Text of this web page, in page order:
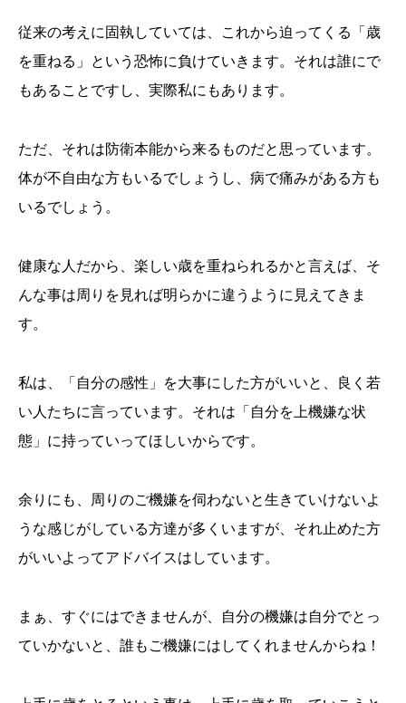
従来の考えに固執していては、これから迫ってくる「歳
を重ねる」という恐怖に負けていきます。それは誰にで
もあることですし、実際私にもあります。
ただ、それは防衛本能から来るものだと思っています。
体が不自由な方もいるでしょうし、病で痛みがある方も
いるでしょう。
健康な人だから、楽しい歳を重ねられるかと言えば、そ
んな事は周りを見れば明らかに違うように見えてきま
す。
私は、「自分の感性」を大事にした方がいいと、良く若
い人たちに言っています。それは「自分を上機嫌な状
態」に持っていってほしいからです。
余りにも、周りのご機嫌を伺わないと生きていけないよ
うな感じがしている方達が多くいますが、それ止めた方
がいいよってアドバイスはしています。
まぁ、すぐにはできませんが、自分の機嫌は自分でとっ
ていかないと、誰もご機嫌にはしてくれませんからね！